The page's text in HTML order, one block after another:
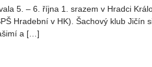
5. – 6. října 1. srazem v Hradci
Hradební v HK). Šachový klub Jičín
a […]